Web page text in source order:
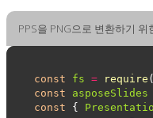
PPS을 PNG으로 변환하기 위
const fs = require (
const
asposeSlides
const {